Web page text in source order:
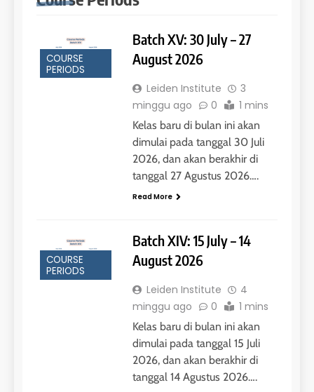
COURSE
PERIODS
Batch XV: 30 July – 27
August 2026
Leiden Institute
3
minggu ago
0 1 mins
Kelas baru di bulan ini akan
dimulai pada tanggal 30 Juli
2026, dan akan berakhir di
tanggal 27 Agustus 2026….
Read More
COURSE
PERIODS
Batch XIV: 15 July – 14
August 2026
Leiden Institute
4
minggu ago
0 1 mins
Kelas baru di bulan ini akan
dimulai pada tanggal 15 Juli
2026, dan akan berakhir di
tanggal 14 Agustus 2026….